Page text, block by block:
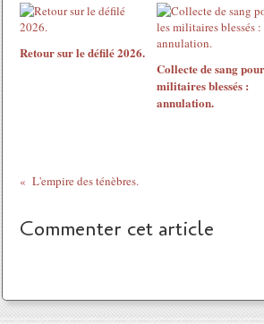
Retour sur le défilé 2026.
Collecte de sang
militaires blessés :
annulation.
L'empire des ténèbres.
Commenter cet article